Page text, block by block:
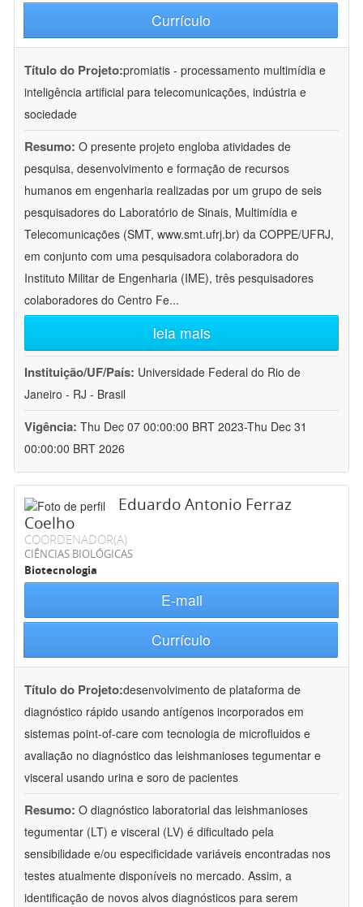
Currículo
Título do Projeto:promiatis - processamento multimídia e
inteligência artificial para telecomunicações, indústria e
sociedade
Resumo: O presente projeto engloba atividades de
pesquisa, desenvolvimento e formação de recursos
humanos em engenharia realizadas por um grupo de seis
pesquisadores do Laboratório de Sinais, Multimídia e
Telecomunicações (SMT, www.smt.ufrj.br) da COPPE/UFRJ,
em conjunto com uma pesquisadora colaboradora do
Instituto Militar de Engenharia (IME), três pesquisadores
colaboradores do Centro Fe...
leia mais
Instituição/UF/País: Universidade Federal do Rio de
Janeiro - RJ - Brasil
Vigência: Thu Dec 07 00:00:00 BRT 2023-Thu Dec 31
00:00:00 BRT 2026
Eduardo Antonio Ferraz
Coelho
COORDENADOR(A)
CIÊNCIAS BIOLÓGICAS
Biotecnologia
E-mail
Currículo
Título do Projeto:desenvolvimento de plataforma de
diagnóstico rápido usando antígenos incorporados em
sistemas point-of-care com tecnologia de microfluidos e
avaliação no diagnóstico das leishmanioses tegumentar e
visceral usando urina e soro de pacientes
Resumo: O diagnóstico laboratorial das leishmanioses
tegumentar (LT) e visceral (LV) é dificultado pela
sensibilidade e/ou especificidade variáveis encontradas nos
testes atualmente disponíveis no mercado. Assim, a
identificação de novos alvos diagnósticos para serem